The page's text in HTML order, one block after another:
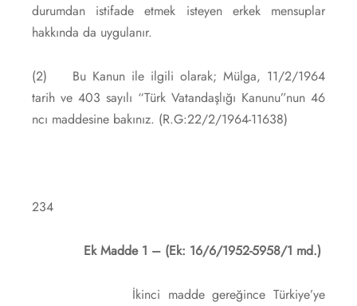
durumdan istifade etmek isteyen erkek mensuplar
hakkında da uygulanır.
(2) Bu Kanun ile ilgili olarak; Mülga, 11/2/1964
tarih ve 403 sayılı “Türk Vatandaşlığı Kanunu”nun 46
ncı maddesine bakınız. (R.G:22/2/1964-11638)
234
Ek Madde 1 – (Ek: 16/6/1952-5958/1 md.)
İkinci madde gereğince Türkiye’ye